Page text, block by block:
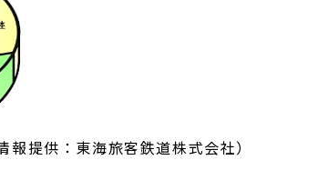
情報提供：東海旅客鉄道株式会社）